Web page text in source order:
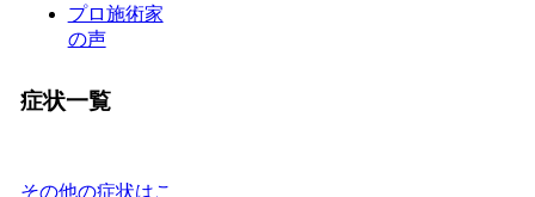
プロ施術家
の声
症状一覧
その他の症状はこ